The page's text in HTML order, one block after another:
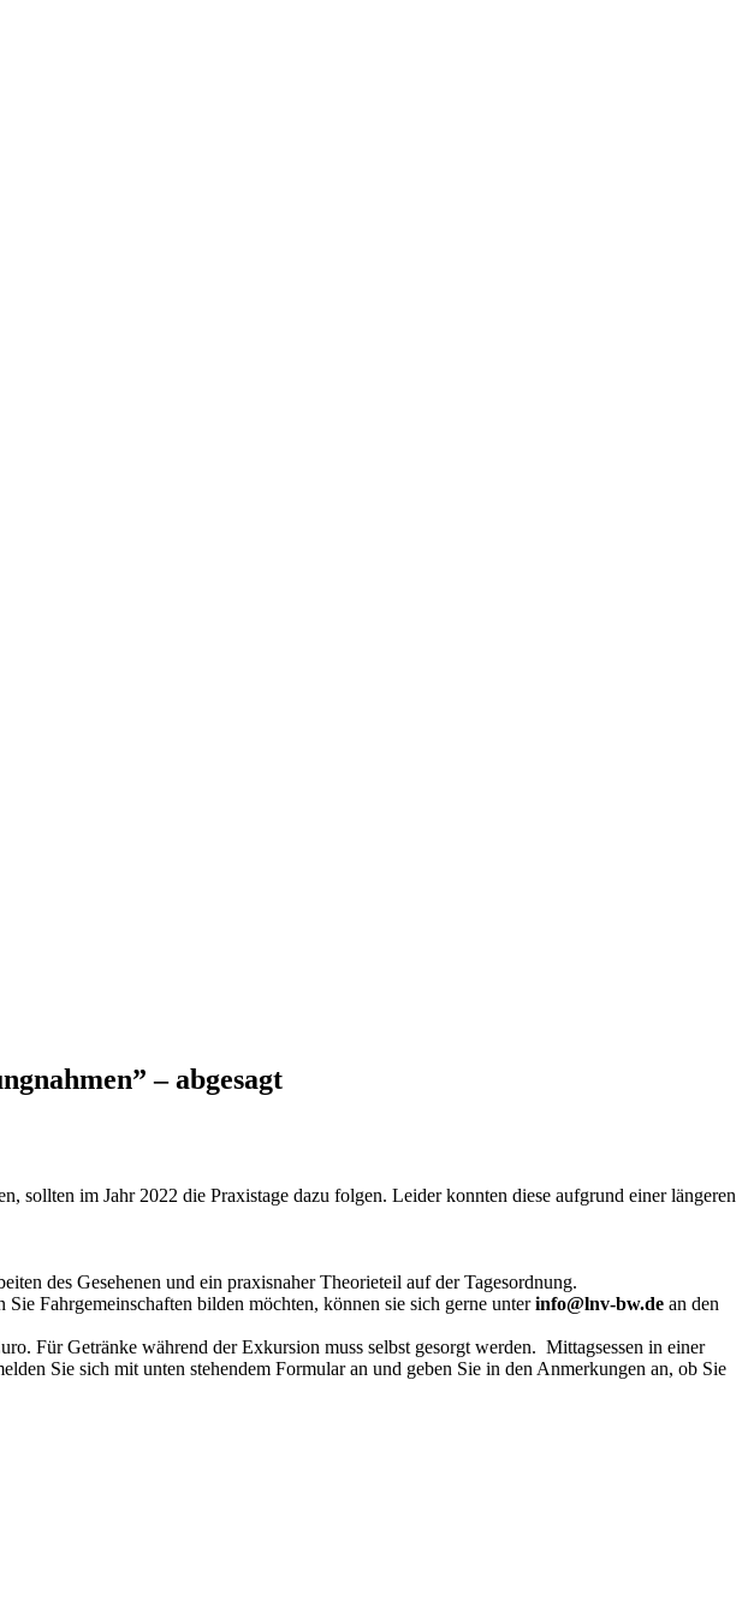
– abgesagt
sollten im Jahr 2022 die Praxistage dazu folgen. Leider konnten diese aufgrund einer längeren
des Gesehenen und ein praxisnaher Theorieteil auf der Tagesordnung.
Fahrgemeinschaften bilden möchten, können sie sich gerne unterinfo@lnv-bw.de an den
Für Getränke während der Exkursion muss selbst gesorgt werden. Mittagsessen in einer
Sie sich mit unten stehendem Formular an und geben Sie in den Anmerkungen an, ob Sie